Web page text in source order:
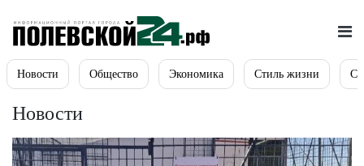
Новости Общество Экономика Стиль жизни
Новости